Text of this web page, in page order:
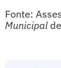
Fonte:
Municipal